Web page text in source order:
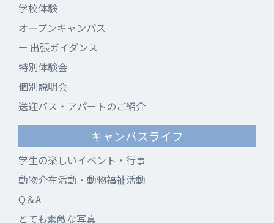
学校体験
オープンキャンパス
出張ガイダンス
特別体験会
個別説明会
送迎バス・アパートのご紹介
キャンパスライフ
学生の楽しいイベント・行事
動物介在活動・動物福祉活動
Q＆A
とても素敵な写真